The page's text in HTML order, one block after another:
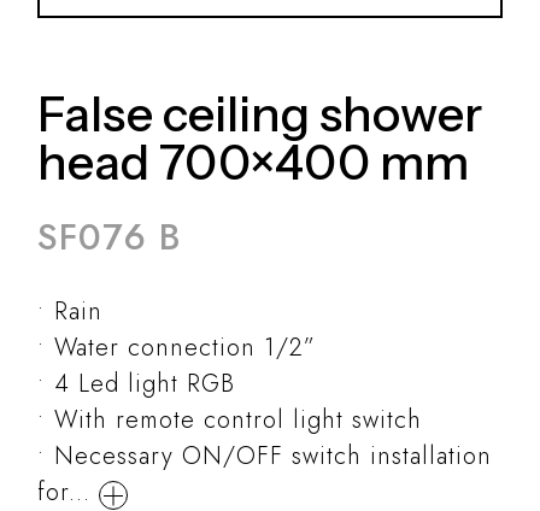
False ceiling shower
head 700×400 mm
SF076 B
Rain
Water connection 1/2”
4 Led light RGB
With remote control light switch
Necessary ON/OFF switch installation
for...